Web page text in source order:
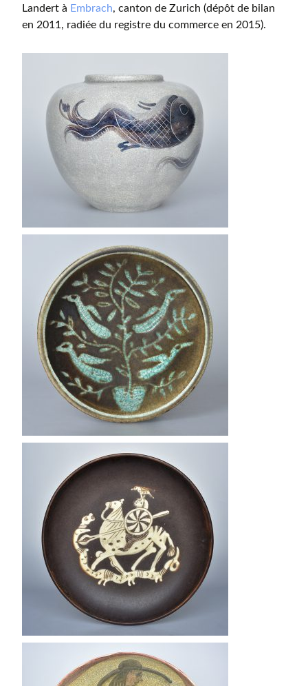
Landert à Embrach, canton de Zurich (dépôt de bilan
en 2011, radiée du registre du commerce en 2015).